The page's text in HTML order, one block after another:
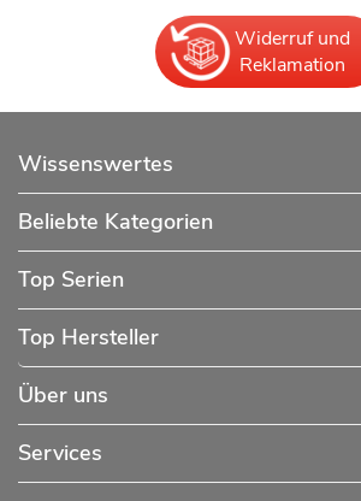
Widerruf und
Reklamation
Wissenswertes
Beliebte Kategorien
Top Serien
Top Hersteller
Über uns
Services